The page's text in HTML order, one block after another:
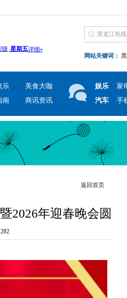
网站关键词：
乐
美食大咖
南 商讯资讯
娱乐 家
汽车
手
返回首页
2026年迎春晚会圆